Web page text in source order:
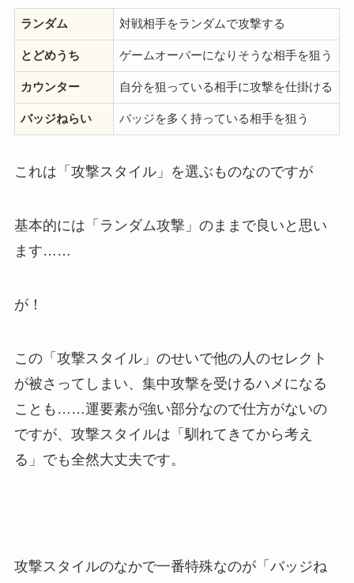
ランダム 対戦相手をランダムで攻撃する
とどめうち ゲームオーバーになりそうな相手を狙う
カウンター 自分を狙っている相手に攻撃を仕掛ける
バッジねらい バッジを多く持っている相手を狙う
これは「攻撃スタイル」を選ぶものなのですが
基本的には「ランダム攻撃」のままで良いと思い
ます……
が！
この「攻撃スタイル」のせいで他の人のセレクト
が被さってしまい、集中攻撃を受けるハメになる
ことも……運要素が強い部分なので仕方がないの
ですが、攻撃スタイルは「馴れてきてから考え
る」でも全然大丈夫です。
攻撃スタイルのなかで一番特殊なのが「バッジね